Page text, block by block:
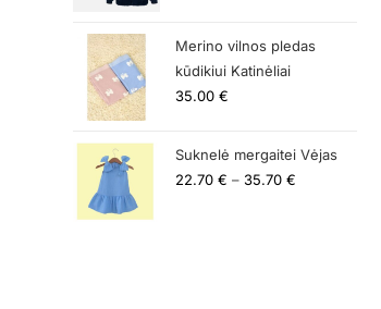
Merino vilnos pledas
kūdikiui Katinėliai
35.00€
Suknelė mergaitei Vėjas
22.70€ – 35.70€